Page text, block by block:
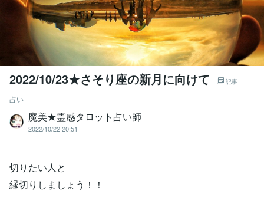
2022/10/23★さそり座の新月に向けて 記事
占い
魔美★霊感タロット占い師
2022/10/22 20:51
切りたい人と
縁切りしましょう！！